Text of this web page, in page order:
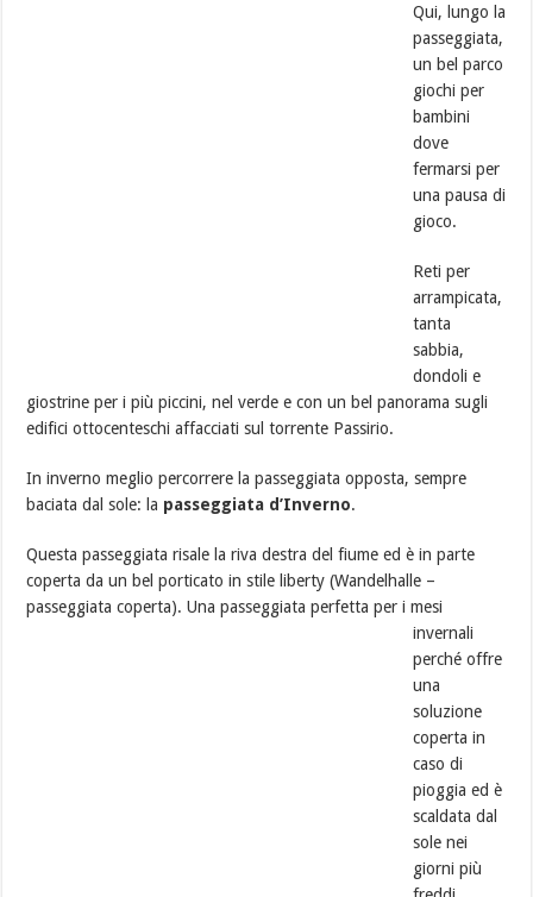
Qui, lungo la
passeggiata,
un bel parco
giochi per
bambini
dove
fermarsi per
una pausa di
gioco.
Reti per
arrampicata,
tanta
sabbia,
dondoli e
giostrine per i più piccini, nel verde e con un bel panorama sugli
edifici ottocenteschi affacciati sul torrente Passirio.
In inverno meglio percorrere la passeggiata opposta, sempre
baciata dal sole: la passeggiata d’Inverno.
Questa passeggiata risale la riva destra del fiume ed è in parte
coperta da un bel porticato in stile liberty (Wandelhalle –
passeggiata coperta).Una passeggiata perfetta per i mesi
invernali
perché offre
una
soluzione
coperta in
caso di
pioggia ed è
scaldata dal
sole nei
giorni più